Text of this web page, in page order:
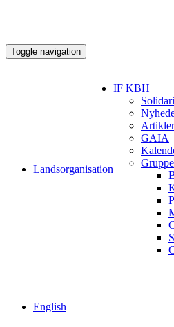
Toggle navigation
Landsorganisation
IF KBH
Artikler
GAIA
English